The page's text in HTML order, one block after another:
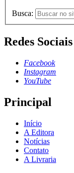
Busca:
Redes Sociais
Facebook
Instagram
YouTube
Principal
Início
A Editora
Notícias
Contato
A Livraria